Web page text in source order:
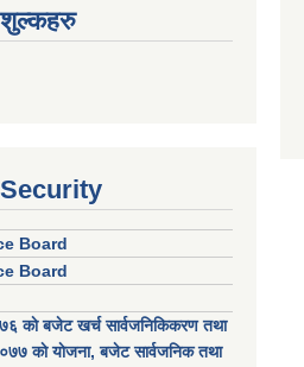
Board
Board
काे बजेट खर्च सार्वजनिकिकरण तथा
काे याेजना, बजेट सार्वजनिक तथा